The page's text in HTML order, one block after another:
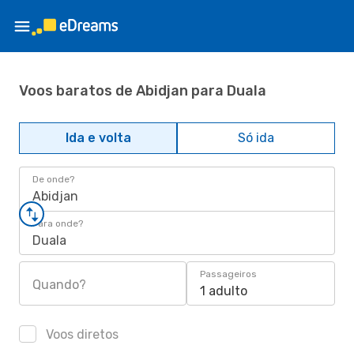
Voos baratos de Abidjan para Duala
Ida e volta Só ida
De onde?
Abidjan
Para onde?
Duala
Quando?
Passageiros
1 adulto
Voos diretos